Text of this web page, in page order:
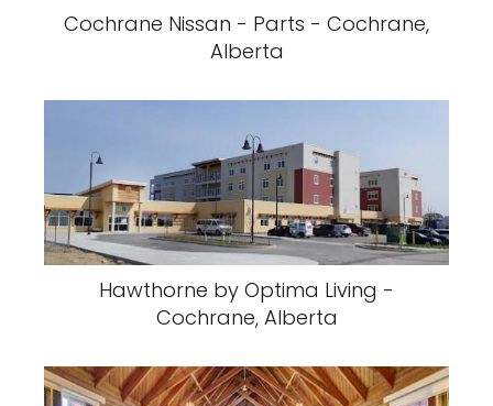
Cochrane Nissan - Parts - Cochrane,
Alberta
Hawthorne by Optima Living -
Cochrane, Alberta